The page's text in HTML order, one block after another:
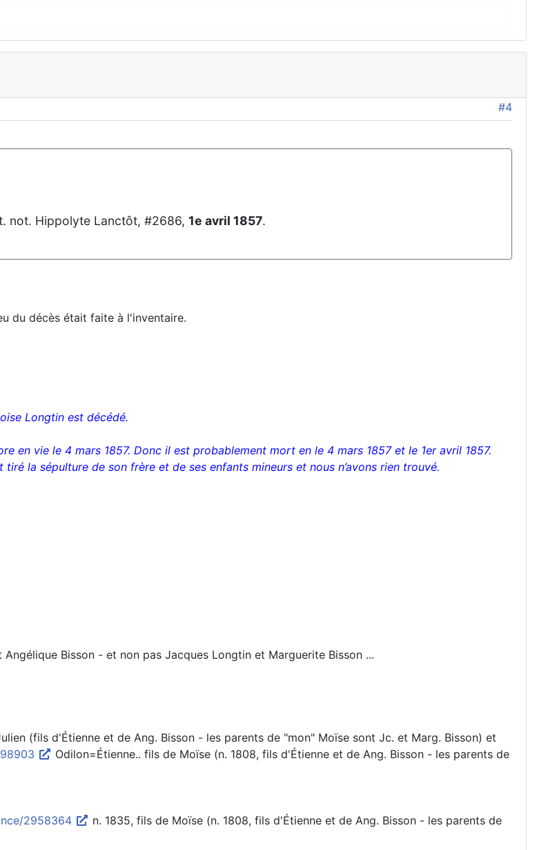
#4
not. Hippolyte Lanctôt, #2686, 1e avril 1857.
du décès était faite à l'inventaire.
Longtin est décédé.
en vie le 4 mars 1857. Donc il est probablement mort en le 4 mars 1857 et le 1er avril 1857.
la sépulture de son frère et de ses enfants mineurs et nous n’avons rien trouvé.
Bisson - et non pas Jacques Longtin et Marguerite Bisson ...
(fils d'Étienne et de Ang. Bisson - les parents de "mon" Moïse sont Jc. et Marg. Bisson) et
Odilon=Étienne.. fils de Moïse (n. 1808, fils d'Étienne et de Ang. Bisson - les parents de
2958364
n. 1835, fils de Moïse (n. 1808, fils d'Étienne et de Ang. Bisson - les parents de